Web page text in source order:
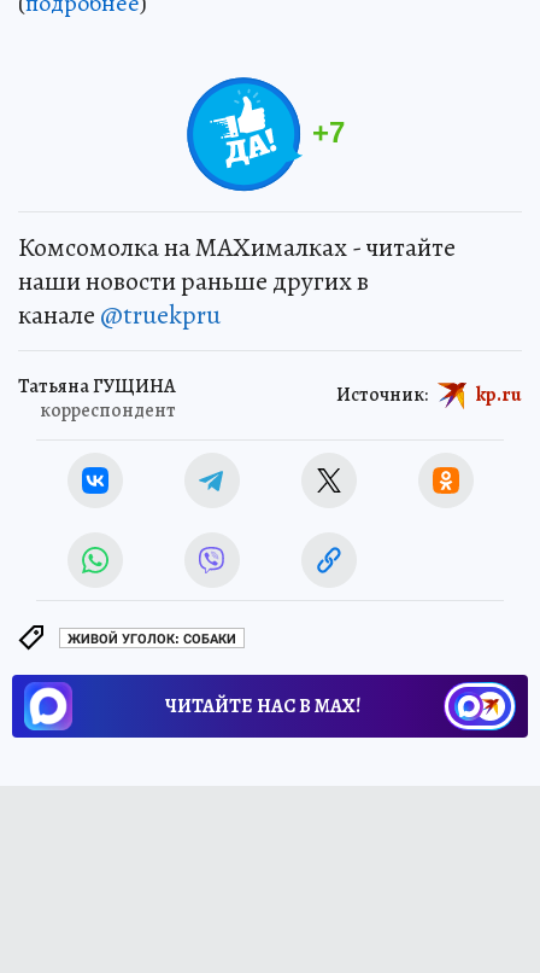
+7
Комсомолка на MAXималках - читайте
наши новости раньше других в
канале @truekpru
Татьяна ГУЩИНА
корреспондент
Источник: kp.ru
ЖИВОЙ УГОЛОК: СОБАКИ
ЧИТАЙТЕ НАС В МАХ!